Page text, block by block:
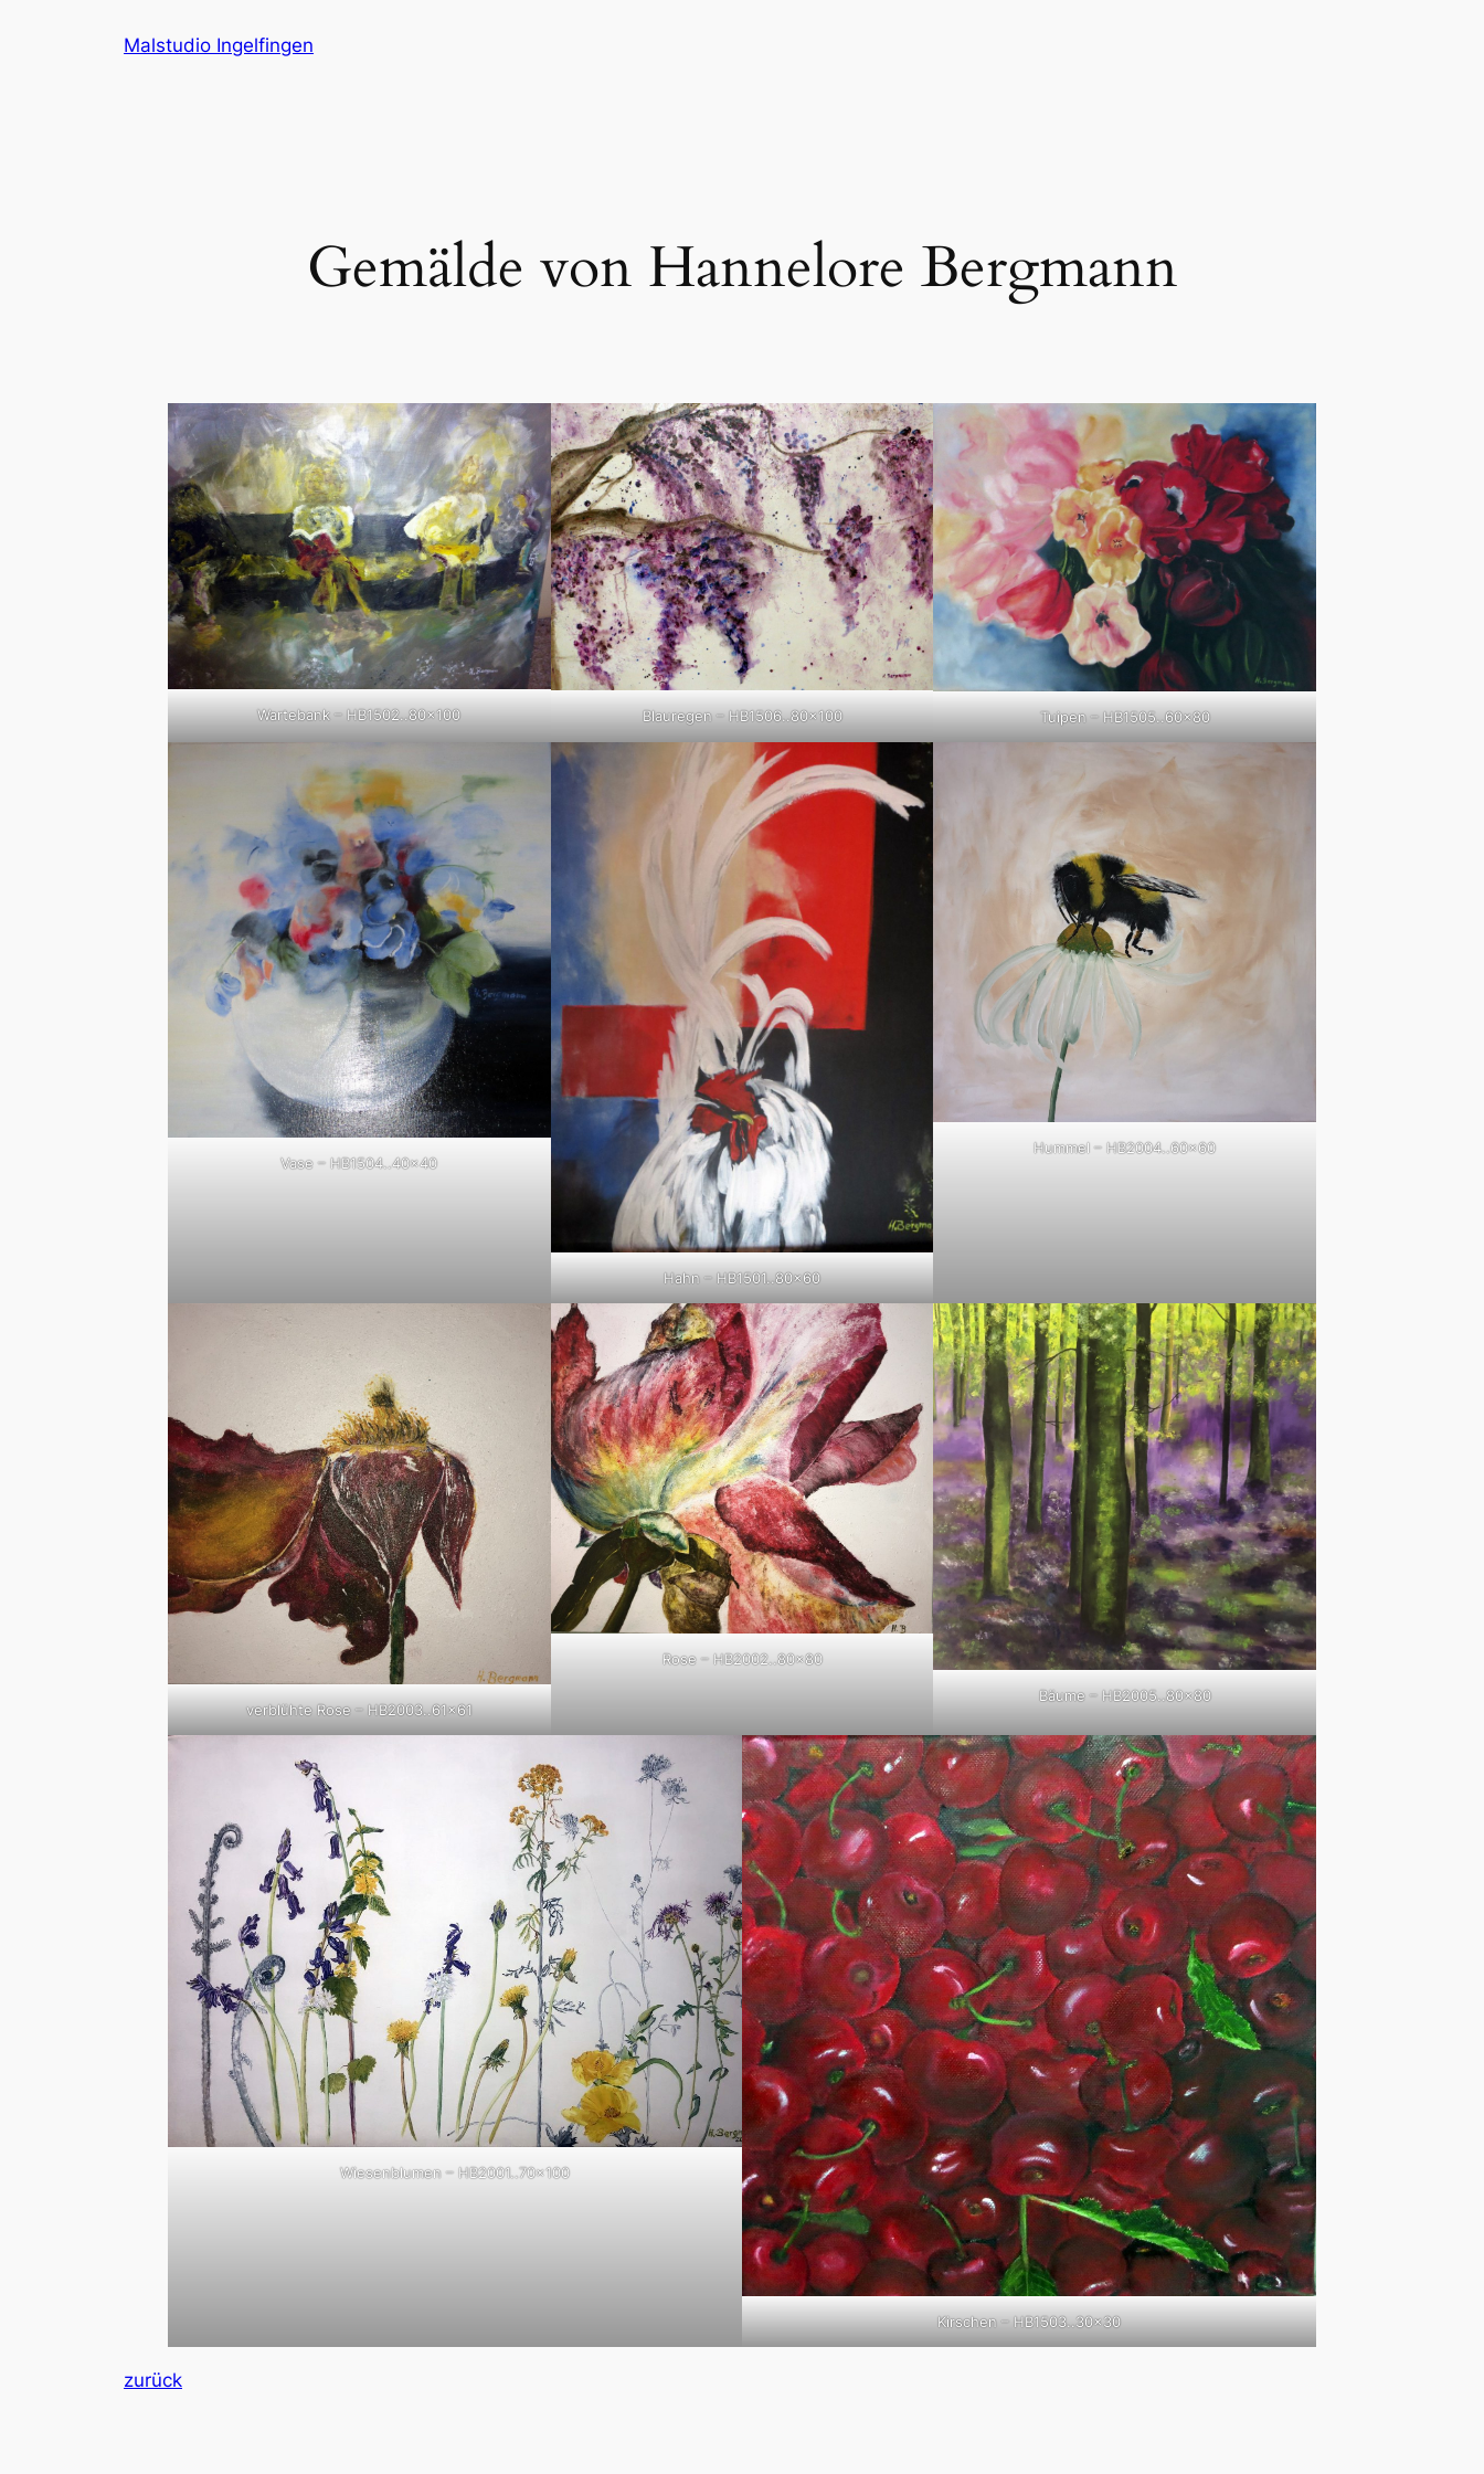
Malstudio Ingelfingen
Gemälde von Hannelore Bergmann
Wartebank – HB1502..80×100 Blauregen – HB1506..80×100 Tuipen – HB1505..60×80
Vase – HB1504..40×40
Hahn – HB1501..80×60
Hummel – HB2004..60×60
verblühte Rose – HB2003..61×61
Rose – HB2002..80×80
Bäume – HB2005..80×80
Wiesenblumen – HB2001..70×100
Kirschen – HB1503..30×30
zurück